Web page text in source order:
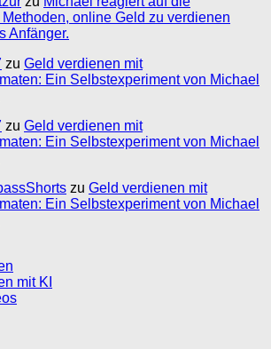
online Geld zu verdienen
Anfänger.
zu Geld verdienen mit
Ein Selbstexperiment von Michael
zu Geld verdienen mit
Ein Selbstexperiment von Michael
zu Geld verdienen mit
Ein Selbstexperiment von Michael
mit KI